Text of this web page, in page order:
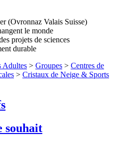
(Ovronnaz Valais Suisse)
le monde
projets de sciences
durable
Adultes > Groupes > Centres de
> Cristaux de Neige & Sports
souhait